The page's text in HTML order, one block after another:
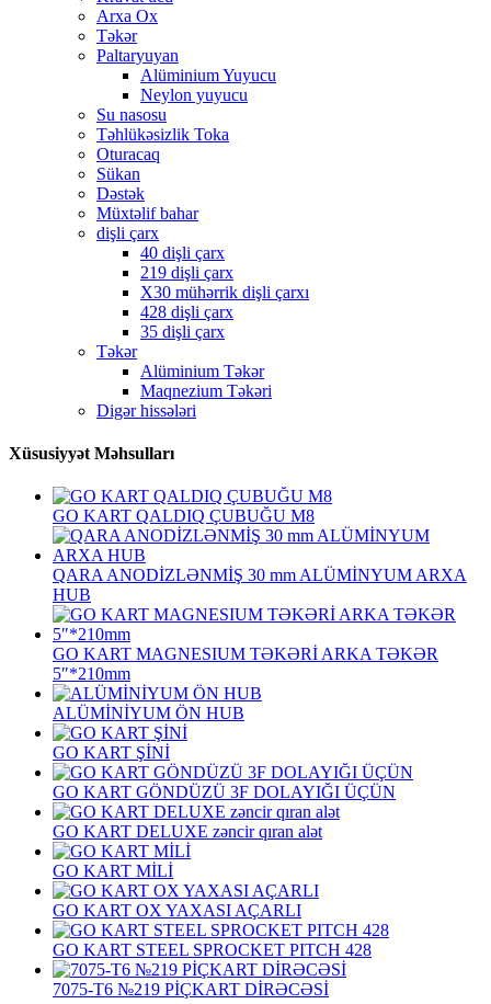
Arxa Ox
Təkər
Paltaryuyan
Alüminium Yuyucu
Neylon yuyucu
Su nasosu
Təhlükəsizlik Toka
Oturacaq
Sükan
Dəstək
Müxtəlif bahar
dişli çarx
40 dişli çarx
219 dişli çarx
X30 mühərrik dişli çarxı
428 dişli çarx
35 dişli çarx
Təkər
Alüminium Təkər
Maqnezium Təkəri
Digər hissələri
Xüsusiyyət Məhsulları
GO KART QALDIQ ÇUBUĞU M8
QARA ANODİZLƏNMİŞ 30 mm ALÜMİNYUM ARXA
HUB
GO KART MAGNESIUM TƏKƏRİ ARKA TƏKƏR
5″*210mm
ALÜMİNİYUM ÖN HUB
GO KART ŞİNİ
GO KART GÖNDÜZÜ 3F DOLAYIĞI ÜÇÜN
GO KART DELUXE zəncir qıran alət
GO KART MİLİ
GO KART OX YAXASI AÇARLI
GO KART STEEL SPROCKET PITCH 428
7075‐T6 №219 PİÇKART DİRƏCƏSİ